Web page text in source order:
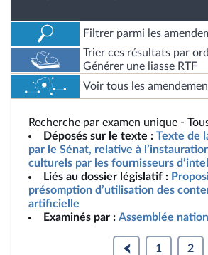
Filtrer parmi les
Trier ces résultats par
Générer une liasse RTF
Voir tous les
Recherche par examen unique -
Déposés sur le texte : Texte de
par le Sénat, relative à
culturels par les fournisseurs
Liés au dossier législatif :
présomption d’utilisation des
artificielle
Examinés par : Assemblée
1 2